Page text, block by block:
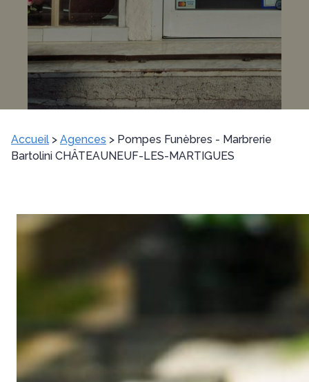
Accueil > Agences > Pompes Funèbres - Marbrerie
Bartolini CHÂTEAUNEUF-LES-MARTIGUES